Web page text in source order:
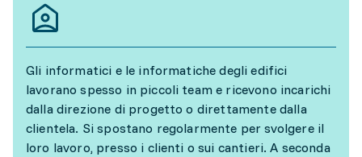
Gli informatici e le informatiche degli edifici
lavorano spesso in piccoli team e ricevono incarichi
dalla direzione di progetto o direttamente dalla
clientela. Si spostano regolarmente per svolgere il
loro lavoro, presso i clienti o sui cantieri. A seconda